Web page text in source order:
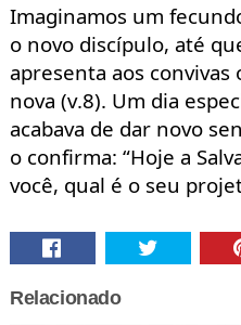
Imaginamos um
o novo discípulo, até
apresenta aos convivas
nova (v.8). Um dia
acabava de dar novo
o confirma: “Hoje a
você, qual é o seu
Relacionado